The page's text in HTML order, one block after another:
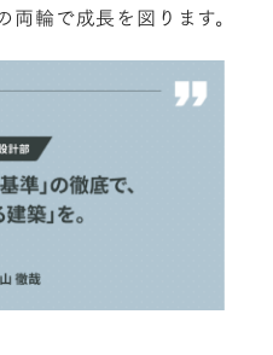
両輪で成長を図ります。